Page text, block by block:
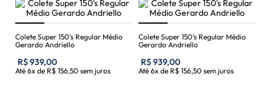
Colete Super 150's Regular Médio
Gerardo Andriello
R$939,00
Até 6x de R$ 156,50 sem juros
Colete Super 150's Regular Médio
Gerardo Andriello
R$939,00
Até 6x de R$ 156,50 sem juros